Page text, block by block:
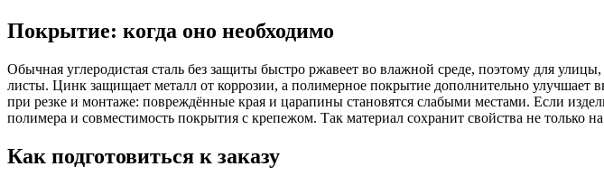
Покрытие: когда оно необходимо
Обычная углеродистая сталь без защиты быстро ржавеет во влажной среде, поэтому для
листы. Цинк защищает металл от коррозии, а полимерное покрытие дополнительно
при резке и монтаже: повреждённые края и царапины становятся слабыми местами. Если
полимера и совместимость покрытия с крепежом. Так материал сохранит свойства не только
Как подготовиться к заказу